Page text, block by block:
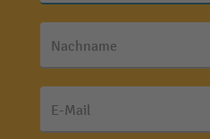
Nachname
E-Mail